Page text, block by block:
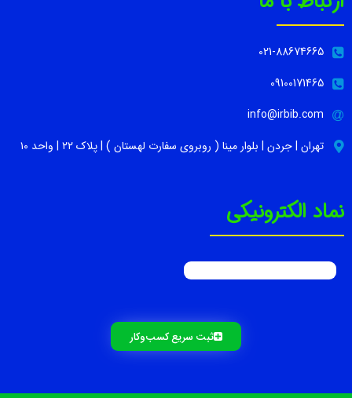
021-88674665
09100171465
info@irbib.com
تهران | جردن | بلوار مینا ( روبروی سفارت لهستان ) | پلاک ۲۲ | واحد ۱۰
نماد الکترونیکی
ثبت سریع کسب‌و‌کار